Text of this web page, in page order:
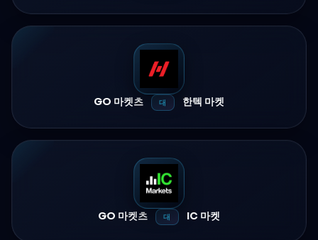
GO 마켓츠 대 한텍 마켓
GO 마켓츠 대 IC 마켓